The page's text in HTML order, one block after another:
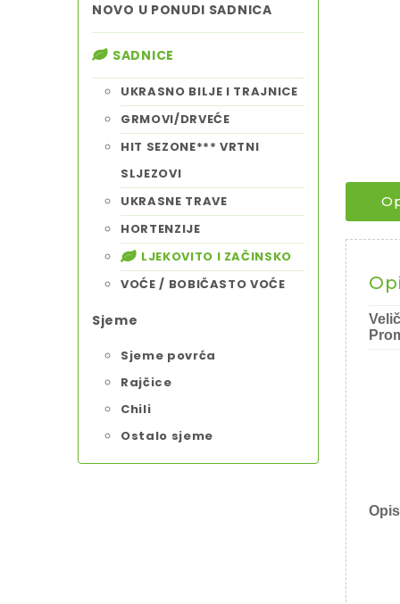
NOVO U PONUDI SADNICA
SADNICE
UKRASNO BILJE I TRAJNICE
GRMOVI/DRVEĆE
HIT SEZONE*** VRTNI
SLJEZOVI
UKRASNE TRAVE
HORTENZIJE
LJEKOVITO I ZAČINSKO
VOĆE / BOBIČASTO VOĆE
Sjeme
Sjeme povrća
Rajčice
Chili
Ostalo sjeme